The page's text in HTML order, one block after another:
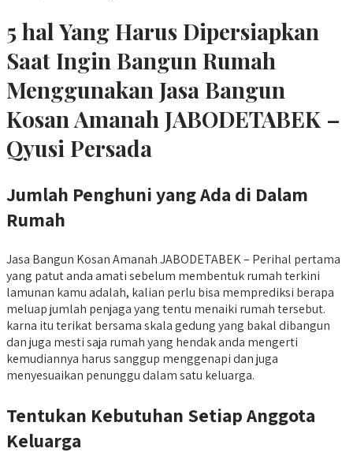
5 hal Yang Harus Dipersiapkan
Saat Ingin Bangun Rumah
Menggunakan Jasa Bangun
Kosan Amanah JABODETABEK –
Qyusi Persada
Jumlah Penghuni yang Ada di Dalam
Rumah
Jasa Bangun Kosan Amanah JABODETABEK – Perihal pertama
yang patut anda amati sebelum membentuk rumah terkini
lamunan kamu adalah, kalian perlu bisa memprediksi berapa
meluap jumlah penjaga yang tentu menaiki rumah tersebut.
karna itu terikat bersama skala gedung yang bakal dibangun
dan juga mesti saja rumah yang hendak anda mengerti
kemudiannya harus sanggup menggenapi dan juga
menyesuaikan penunggu dalam satu keluarga.
Tentukan Kebutuhan Setiap Anggota
Keluarga